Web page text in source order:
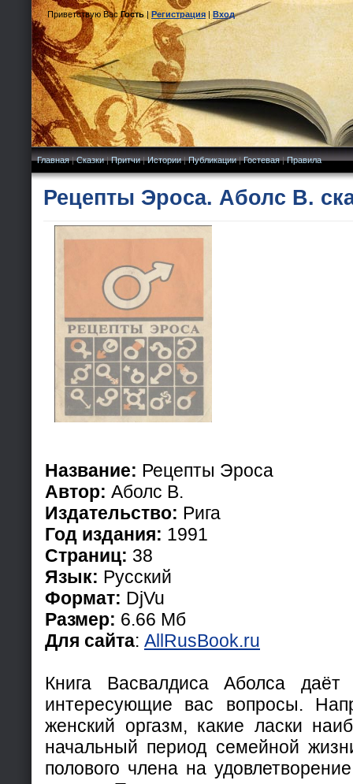
Приветствую Вас Гость|Регистрация|Вход
Главная|Сказки|Притчи|Истории|Публикации|Гостевая|Правила
Рецепты Эроса. Аболс В.
Название: Рецепты Эроса
Автор: Аболс В.
Издательство: Рига
Год издания: 1991
Страниц: 38
Язык: Русский
Формат: DjVu
Размер: 6.66 Мб
Для сайта: AllRusBook.ru
Книга Васвалдиса Аболса
интересующие вас вопросы.
женский оргазм, какие ласки
начальный период семейной
полового члена на